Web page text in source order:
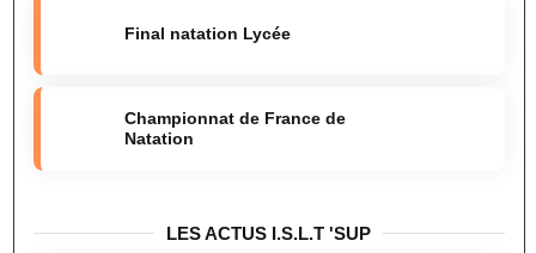
Final natation Lycée
Championnat de France de
Natation
LES ACTUS I.S.L.T 'SUP